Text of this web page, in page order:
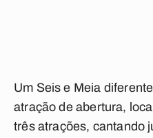
Um Seis e Meia
atração de abertura,
três atrações, cantando